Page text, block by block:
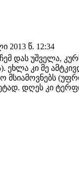
2013 წ. 12:34
დას უშველა,
კი მე
მსიამოვნებს
დღეს კი